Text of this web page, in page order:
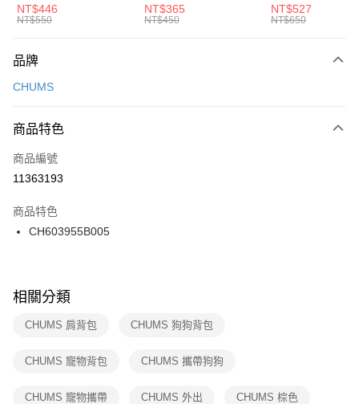
元大商業銀行
台灣樂天信用卡公司
AFTEE先享後付
【關於「AFTEE先享後付」】
便利好安心！
３．安心：先確認商品／服務後，再付款。
【「AFTEE先享後付」結帳流程】
１．於結帳方式選擇「AFTEE先享後付」後，將跳轉至「AFTEE先享後付」
２．訂單成立數日內，您將收到繳費通知簡訊。
３．收到繳費通知簡訊後14天內，點擊此簡訊中的連結，可透過四大超商／
ATM／網路銀行／等多元方式進行付款，方視為交易完成。
※ 交易是否成功請以「AFTEE先享後付 」之結帳頁面顯示為準，若有關於
是否繳費成功／繳費後需取消欲退款等相關疑問，請聯繫「AFTEE先享後付
客戶支援中心」https://netprotections.freshdesk.com/support/home
１．透過由恩沛科技股份有限公司提供之「AFTEE先享後付」服務完成之交
權轉讓予恩沛科技股份有限公司。
運送方式
每筆NT$100，滿NT$1,500(含以上)免運費
宅配
每筆NT$100，滿NT$1,500(含以上)免運費
付款後門市自取
每筆NT$100，滿NT$1,500(含以上)免運費
中統襪 FZ3393100
NT$446
NT$550
EMBRDY 男女 短統襪
FZ3073133
NT$365
NT$450
BA5871010
NT$527
NT$650
品牌
CHUMS
商品特色
商品編號
11363193
商品特色
CH603955B005
相關分類
CHUMS 肩背包 CHUMS 狗狗背包
CHUMS 寵物背包 CHUMS 攜帶狗狗
CHUMS 寵物攜帶 CHUMS 外出 CHUMS 棕色